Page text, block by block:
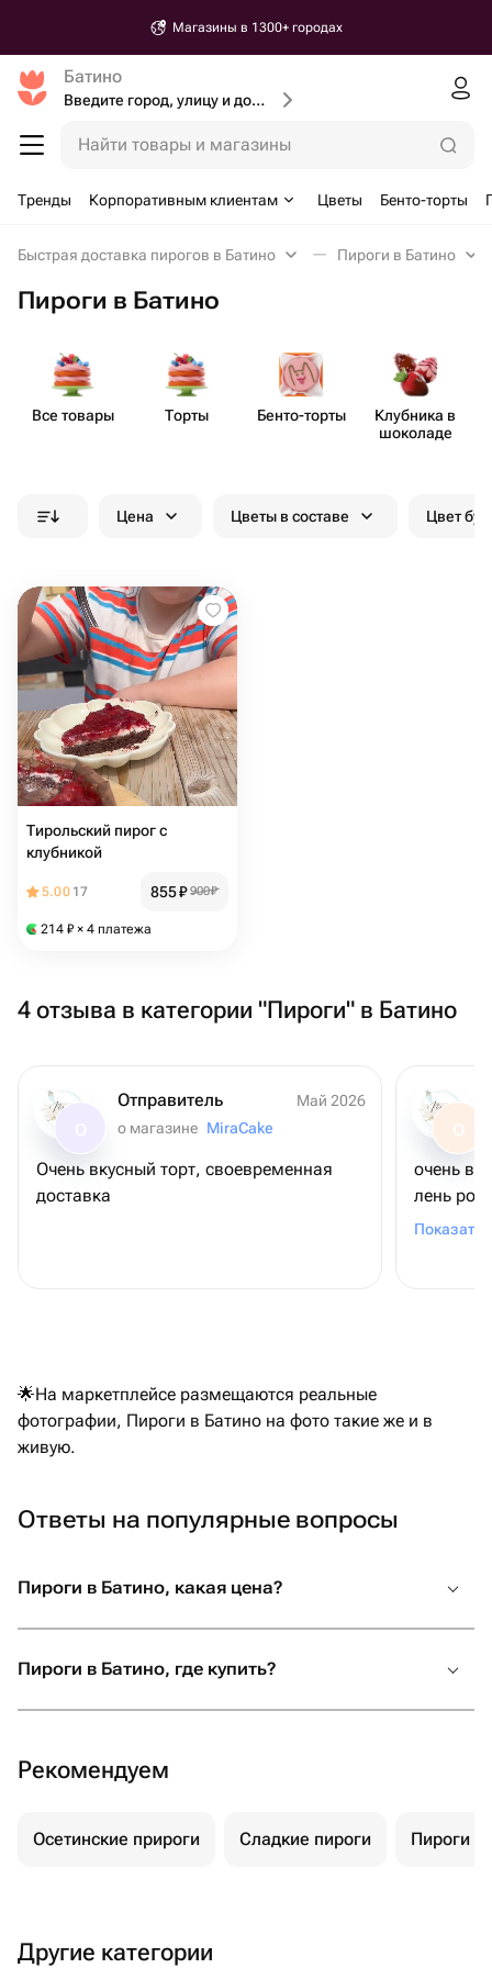
Магазины в 1300+ городах
Батино
Введите город, улицу и дом доставки
Найти товары и магазины
Тренды Корпоративным клиентам Цветы Бенто-торты
Быстрая доставка пирогов в Батино Пироги в Батино
Пироги в Батино
Все товары Торты Бенто​-торты
Клубника в
шоколаде
Цена Цветы в составе Цвет
Тирольский пирог с
клубникой
5.00 17 855₽ 900₽
214 ₽ × 4 платежа
4 отзыва в категории "Пироги" в Батино
Отправитель
Май 2026
о магазине MiraCake
Очень вкусный торт, своевременная
доставка
О
очень
лень
на
Показать
🌟На маркетплейсе размещаются реальные
фотографии, Пироги в Батино на фото такие же и в
живую.
Ответы на популярные вопросы
Пироги в Батино, какая цена?
Пироги в Батино, где купить?
Рекомендуем
Осетинские прироги Сладкие пироги Пироги с
Другие категории